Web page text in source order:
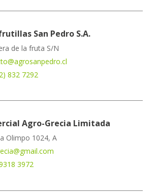
San Pedro S.A.
de la fruta S/N
832 7292
Agro-Grecia Limitada
Olimpo 1024, A
3972